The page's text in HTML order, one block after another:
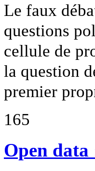
Le faux
questions
cellule de
la question
premier
165
Open data